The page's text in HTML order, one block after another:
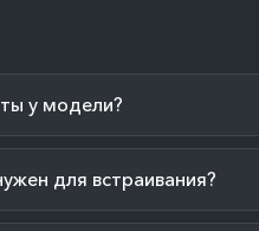
у модели?
для встраивания?